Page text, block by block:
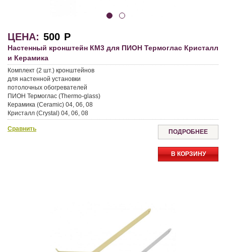
ЦЕНА: 500 Р
Настенный кронштейн КМ3 для ПИОН Термоглас Кристалл
и Керамика
Комплект (2 шт.) кронштейнов
для настенной установки
потолочных обогревателей
ПИОН Термоглас (Thermo-glass)
Керамика (Ceramic) 04, 06, 08
Кристалл (Crystal) 04, 06, 08
Сравнить ПОДРОБНЕЕ
В КОРЗИНУ